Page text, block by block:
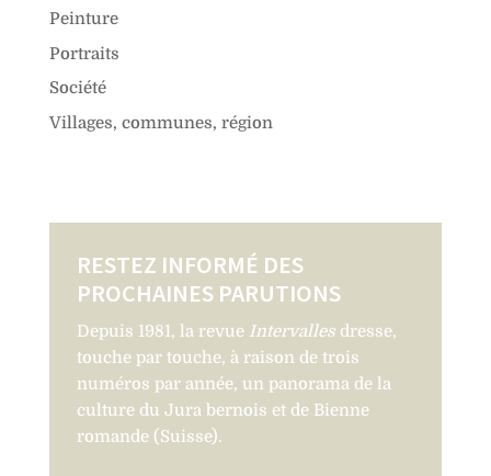
Peinture
Portraits
Société
Villages, communes, région
RESTEZ INFORMÉ DES
PROCHAINES PARUTIONS
Depuis 1981, la revue Intervallesdresse,
touche par touche, à raison de trois
numéros par année, un panorama de la
culture du Jura bernois et de Bienne
romande (Suisse).